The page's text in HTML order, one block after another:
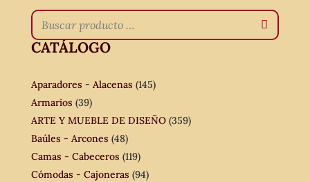
CATÁLOGO
Aparadores - Alacenas (145)
Armarios (39)
ARTE Y MUEBLE DE DISEÑO (359)
Baúles - Arcones (48)
Camas - Cabeceros (119)
Cómodas - Cajoneras (94)